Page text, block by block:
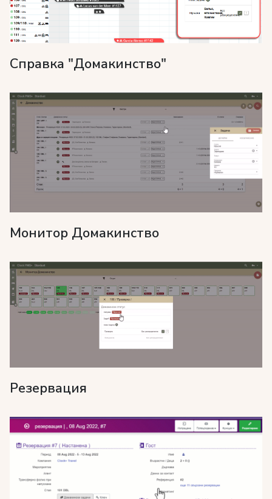
Справка "Домакинство"
Монитор Домакинство
Резервация